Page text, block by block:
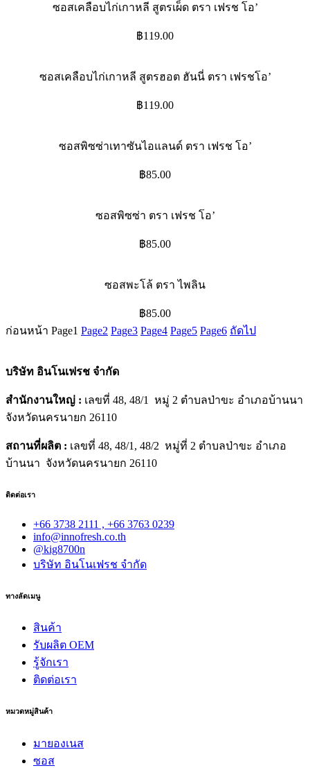
ซอสเคลือบไก่เกาหลี สูตรเผ็ด ตรา เฟรช โอ’
฿119.00
ซอสเคลือบไก่เกาหลี สูตรฮอต ฮันนี่ ตรา เฟรชโอ’
฿119.00
ซอสพิซซ่าเทาซันไอแลนด์ ตรา เฟรช โอ’
฿85.00
ซอสพิซซ่า ตรา เฟรช โอ’
฿85.00
ซอสพะโล้ ตรา ไพลิน
฿85.00
ก่อนหน้า Page1 Page2 Page3 Page4 Page5 Page6 ถัดไป
บริษัท อินโนเฟรช จำกัด
สำนักงานใหญ่ : เลขที่ 48, 48/1 หมู่ 2 ตำบลป่าขะ อำเภอบ้านนา
จังหวัดนครนายก 26110
สถานที่ผลิต : เลขที่ 48, 48/1, 48/2 หมู่ที่ 2 ตำบลป่าขะ อำเภอ
บ้านนา จังหวัดนครนายก 26110
ติดต่อเรา
+66 3738 2111 , +66 3763 0239
info@innofresh.co.th
@kig8700n
บริษัท อินโนเฟรช จำกัด
ทางลัดเมนู
สินค้า
รับผลิต OEM
รู้จักเรา
ติดต่อเรา
หมวดหมู่สินค้า
มายองเนส
ซอส